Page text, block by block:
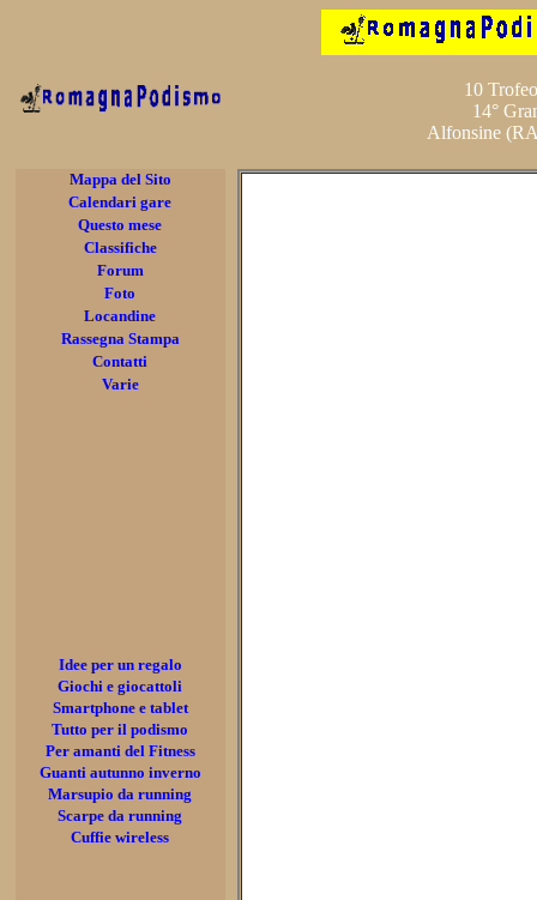
10
14°
Alfonsine
Mappa del Sito
Calendari gare
Questo mese
Classifiche
Forum
Foto
Locandine
Rassegna Stampa
Contatti
Varie
Idee per un regalo
Giochi e giocattoli
Smartphone e tablet
Tutto per il podismo
Per amanti del Fitness
Guanti autunno inverno
Marsupio da running
Scarpe da running
Cuffie wireless